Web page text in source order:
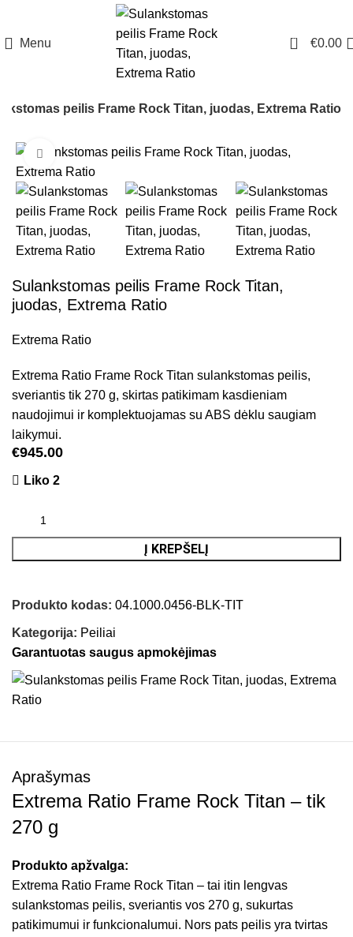
Menu 0 €0.00
peilis Frame Rock Titan, juodas, Extrema Ratio
Click to enlarge
Sulankstomas peilis Frame Rock Titan,
juodas, Extrema Ratio
Extrema Ratio
Extrema Ratio Frame Rock Titan sulankstomas peilis,
sveriantis tik 270 g, skirtas patikimam kasdieniam
naudojimui ir komplektuojamas su ABS dėklu saugiam
laikymui.
€945.00
Liko 2
Į KREPŠELĮ
Produkto kodas:04.1000.0456-BLK-TIT
Kategorija: Peiliai
Garantuotas saugus apmokėjimas
Aprašymas
Extrema Ratio Frame Rock Titan – tik
270 g
Produkto apžvalga:
Extrema Ratio Frame Rock Titan – tai itin lengvas
sulankstomas peilis, sveriantis vos 270 g, sukurtas
patikimumui ir funkcionalumui. Nors pats peilis yra tvirtas